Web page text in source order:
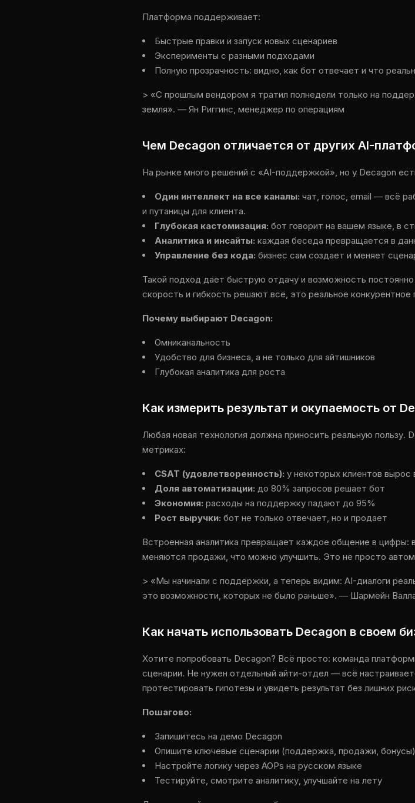
Платформа поддерживает:
Быстрые правки и запуск новых сценариев
Эксперименты с разными подходами
Полную прозрачность: видно, как бот отвечает и что
> «С прошлым вендором я тратил полнедели только на
земля». — Ян Риггинс, менеджер по операциям
Чем Decagon отличается от других AI-
На рынке много решений с «AI-поддержкой», но у Decagon
Один интеллект на все каналы: чат, голос, email — всё
и путаницы для клиента.
Глубокая кастомизация: бот говорит на вашем языке, в
Аналитика и инсайты: каждая беседа превращается в
Управление без кода: бизнес сам создает и меняет
Такой подход дает быструю отдачу и возможность
скорость и гибкость решают всё, это реальное
Почему выбирают Decagon:
Омниканальность
Удобство для бизнеса, а не только для айтишников
Глубокая аналитика для роста
Как измерить результат и окупаемость от
Любая новая технология должна приносить реальную пользу.
метриках:
CSAT (удовлетворенность): у некоторых клиентов вырос
Доля автоматизации: до 80% запросов решает бот
Экономия: расходы на поддержку падают до 95%
Рост выручки: бот не только отвечает, но и продает
Встроенная аналитика превращает каждое общение в цифры:
меняются продажи, что можно улучшить. Это не просто
> «Мы начинали с поддержки, а теперь видим: AI-диалоги
это возможности, которых не было раньше». — Шармейн
Как начать использовать Decagon в своем
Хотите попробовать Decagon? Всё просто: команда
сценарии. Не нужен отдельный айти-отдел — всё
протестировать гипотезы и увидеть результат без лишних
Пошагово:
Запишитесь на демо Decagon
Опишите ключевые сценарии (поддержка, продажи, бонусы)
Настройте логику через AOPs на русском языке
Тестируйте, смотрите аналитику, улучшайте на лету